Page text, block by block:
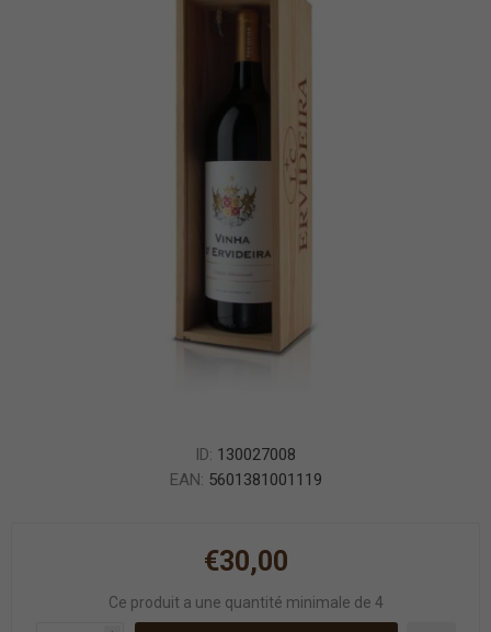
ID: 130027008
EAN: 5601381001119
€30,00
Ce produit a une quantité minimale de 4